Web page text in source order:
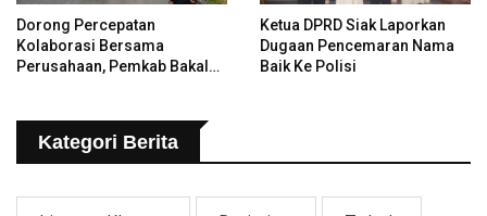
Dorong Percepatan
Kolaborasi Bersama
Perusahaan, Pemkab Bakal
Ketua DPRD Siak Laporkan
Dugaan Pencemaran Nama
Baik Ke Polisi
Kategori Berita